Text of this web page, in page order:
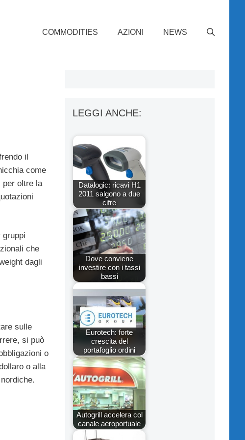
COMMODITIES AZIONI NEWS
il
come
per oltre la
gruppi
che
dagli
sulle
si può
o
o alla
LEGGI ANCHE:
Datalogic: ricavi H1
2011 salgono a due
cifre
Dove conviene
investire con i tassi
bassi
Eurotech: forte
crescita del
portafoglio ordini
Autogrill accelera col
canale aeroportuale